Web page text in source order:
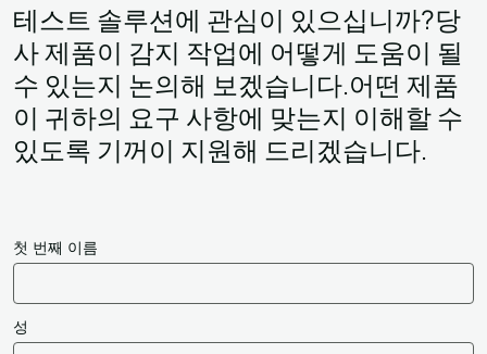
테스트 솔루션에 관심이 있으십니까?당
사 제품이 감지 작업에 어떻게 도움이 될
수 있는지 논의해 보겠습니다.어떤 제품
이 귀하의 요구 사항에 맞는지 이해할 수
있도록 기꺼이 지원해 드리겠습니다.
첫 번째 이름
성